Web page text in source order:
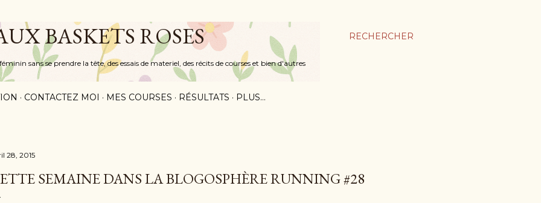
RECHERCHER
BASKETS ROSES
sans se prendre la tête, des essais de materiel, des récits de courses et bien d'autres
CONTACTEZ MOI MES COURSES RÉSULTATS PLUS…
28, 2015
SEMAINE DANS LA BLOGOSPHÈRE RUNNING #28